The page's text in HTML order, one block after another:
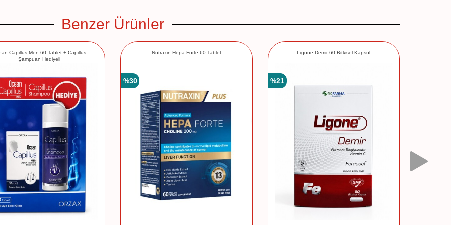
Benzer Ürünler
Capillus Men 60 Tablet + Capillus
Şampuan Hediyeli
Nutraxin Hepa Forte 60 Tablet
%30
Ligone Demir 60 Bitkisel Kapsül
%21